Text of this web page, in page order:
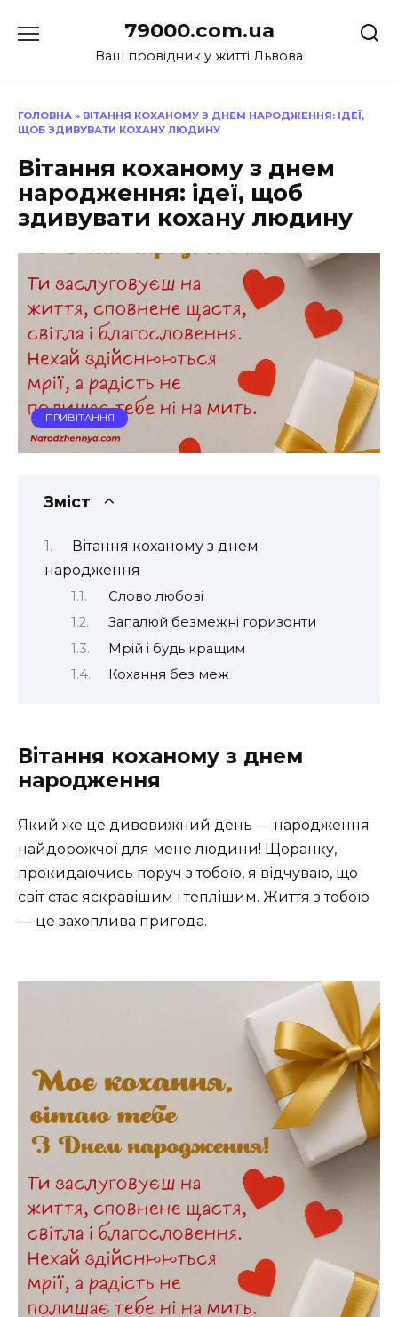
до
79000.com.ua
Ваш провідник у житті Львова
ГОЛОВНА » ВІТАННЯ КОХАНОМУ З ДНЕМ НАРОДЖЕННЯ: ІДЕЇ,
ЩОБ ЗДИВУВАТИ КОХАНУ ЛЮДИНУ
Вітання коханому з днем
народження: ідеї, щоб
здивувати кохану людину
ПРИВІТАННЯ
Зміст
Вітання коханому з днем
народження
Слово любові
Запалюй безмежні горизонти
Мрій і будь кращим
Кохання без меж
Вітання коханому з днем
народження
Який же це дивовижний день — народження
найдорожчої для мене людини! Щоранку,
прокидаючись поруч з тобою, я відчуваю, що
світ стає яскравішим і теплішим. Життя з тобою
— це захоплива пригода.